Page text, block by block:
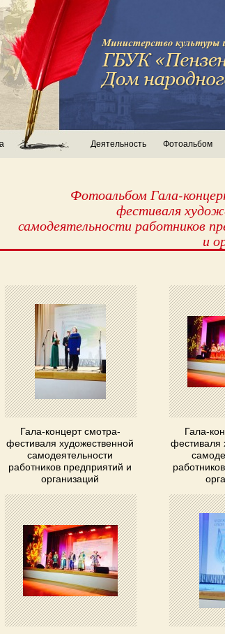
Деятельность Фотоальбом
Фотоальбом Гала-
фестиваля
самодеятельности работников
и
Гала-концерт смотра-
фестиваля художественной
самодеятельности
работников предприятий и
организаций
Гала-
фестиваля